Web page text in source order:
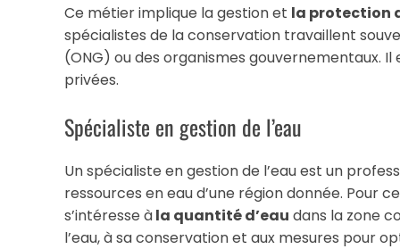
Ce métier implique la gestion et la protection
spécialistes de la conservation travaillent
(ONG) ou des organismes gouvernementaux.
privées.
Spécialiste en gestion de l’eau
Un spécialiste en gestion de l’eau est un
ressources en eau d’une région donnée. Pour
s’intéresse àla quantité d’eau dans la zone
l’eau, à sa conservation et aux mesures pour